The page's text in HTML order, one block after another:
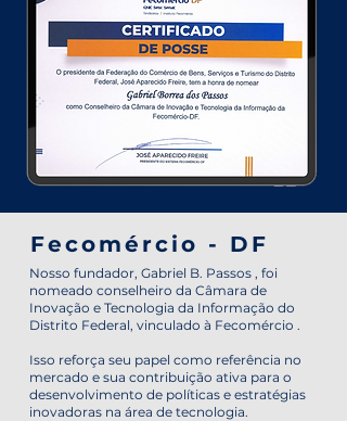
Fecomércio - DF
Nosso fundador, Gabriel B. Passos , foi
nomeado conselheiro da Câmara de
Inovação e Tecnologia da Informação do
Distrito Federal, vinculado à Fecomércio .
Isso reforça seu papel como referência no
mercado e sua contribuição ativa para o
desenvolvimento de políticas e estratégias
inovadoras na área de tecnologia.